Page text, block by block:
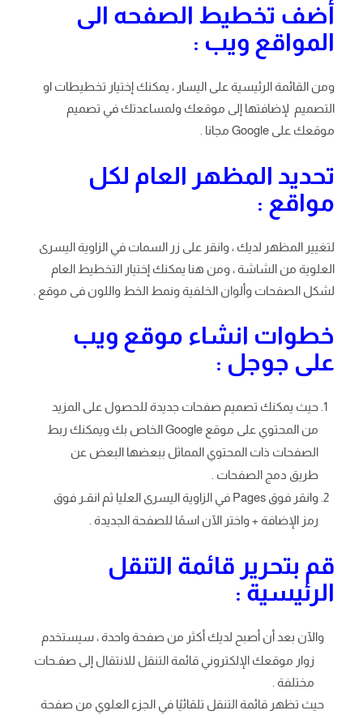
أضف تخطيط الصفحه الى
المواقع ويب :
ومن القائمة الرئيسية على اليسار ، يمكنك إختيار تخطيطات او
التصميم لإضافتها إلى موقعك ولمساعدتك في تصميم
موقعك على Google مجانا .
تحديد المظهر العام لكل
مواقع :
لتغيير المظهر لديك ، وانقر على زر السمات في الزاوية اليسرى
العلوية من الشاشة ، ومن هنا يمكنك إختيار التخطيط العام
لشكل الصفحات وألوان الخلفية ونمط الخط واللون فى موقع .
خطوات انشاء موقع ويب
على جوجل :
حيث يمكنك تصميم صفحات جديدة للحصول على المزيد
من المحتوي على موقع Google الخاص بك ويمكنك ربط
الصفحات ذات المحتوي المماثل ببعضها البعض عن
طريق دمج الصفحات .
وانقر فوق Pages في الزاوية اليسرى العليا ثم انقـر فوق
رمز الإضافة + واختر الآن اسمًا للصفحة الجديدة .
قم بتحرير قائمة التنقل
الرئيسية :
والآن بعد أن أصبح لديك أكثر من صفحة واحدة ، سيستخدم
زوار موقعك الإلكتروني قائمة التنقل للانتقال إلى صفـحات
مختلفة .
حيث تظهر قائمة التنقل تلقائيًا في الجزء العلوي من صفحة